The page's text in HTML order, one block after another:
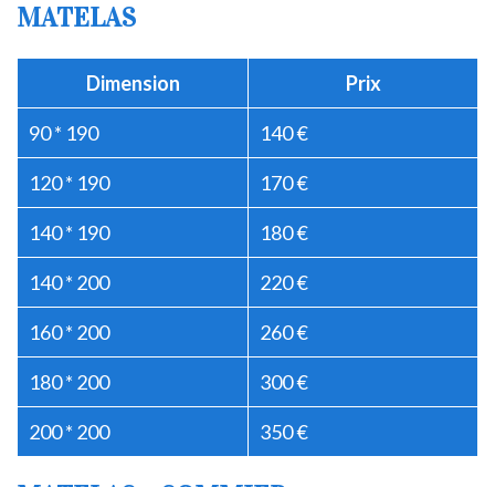
MATELAS
Dimension Prix
90 * 190 140 €
120 * 190 170 €
140 * 190 180 €
140 * 200 220 €
160 * 200 260 €
180 * 200 300 €
200 * 200 350 €